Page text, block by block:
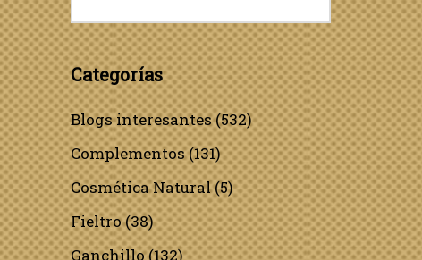
Categorías
Blogs interesantes(532)
Complementos(131)
Cosmética Natural(5)
Fieltro(38)
Ganchillo(132)